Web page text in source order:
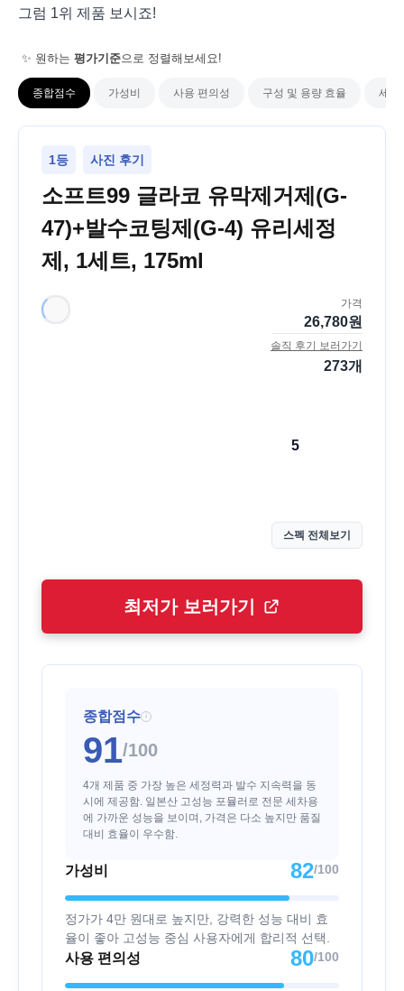
그럼 1위 제품 보시죠!
✨ 원하는 평가기준으로 정렬해보세요!
종합점수 가성비 사용 편의성 구성 및 용량 효율 세정
1등 사진 후기
소프트99 글라코 유막제거제(G-
47)+발수코팅제(G-4) 유리세정
제, 1세트, 175ml
가격
26,780원
솔직 후기 보러가기
273개
5
스펙 전체보기
최저가 보러가기
종합점수 i
91/100
4개 제품 중 가장 높은 세정력과 발수 지속력을 동
시에 제공함. 일본산 고성능 포뮬러로 전문 세차용
에 가까운 성능을 보이며, 가격은 다소 높지만 품질
대비 효율이 우수함.
가성비 82/100
정가가 4만 원대로 높지만, 강력한 성능 대비 효
율이 좋아 고성능 중심 사용자에게 합리적 선택.
사용 편의성 80/100